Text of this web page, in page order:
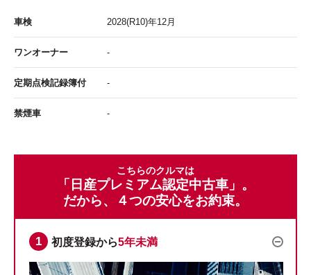
車検 2028(R10)年12 月
ワンオーナー -
定期点検記録簿付 -
禁煙車 -
こちらのクルマは
「日産プレミアム認定中古車」。
だから、４つの安心をお約束。
初度登録から5年未満